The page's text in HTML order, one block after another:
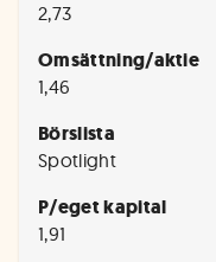
2,73
Omsättning/aktie
1,46
Börslista
Spotlight
P/eget kapital
1,91